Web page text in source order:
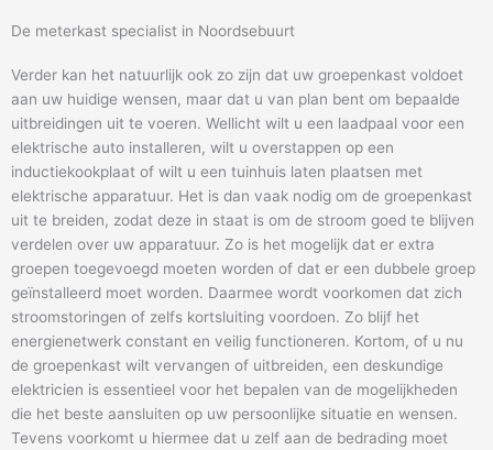
De meterkast specialist in Noordsebuurt
Verder kan het natuurlijk ook zo zijn dat uw groepenkast voldoet
aan uw huidige wensen, maar dat u van plan bent om bepaalde
uitbreidingen uit te voeren. Wellicht wilt u een laadpaal voor een
elektrische auto installeren, wilt u overstappen op een
inductiekookplaat of wilt u een tuinhuis laten plaatsen met
elektrische apparatuur. Het is dan vaak nodig om de groepenkast
uit te breiden, zodat deze in staat is om de stroom goed te blijven
verdelen over uw apparatuur. Zo is het mogelijk dat er extra
groepen toegevoegd moeten worden of dat er een dubbele groep
geïnstalleerd moet worden. Daarmee wordt voorkomen dat zich
stroomstoringen of zelfs kortsluiting voordoen. Zo blijf het
energienetwerk constant en veilig functioneren. Kortom, of u nu
de groepenkast wilt vervangen of uitbreiden, een deskundige
elektricien is essentieel voor het bepalen van de mogelijkheden
die het beste aansluiten op uw persoonlijke situatie en wensen.
Tevens voorkomt u hiermee dat u zelf aan de bedrading moet